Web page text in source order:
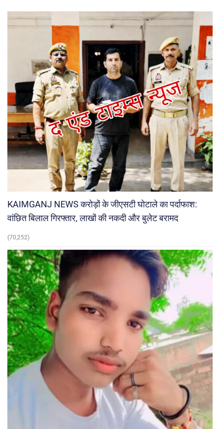
KAIMGANJ NEWS करोड़ों के जीएसटी घोटाले का पर्दाफाश:
वांछित बिलाल गिरफ्तार, लाखों की नकदी और बुलेट बरामद
(70,252)